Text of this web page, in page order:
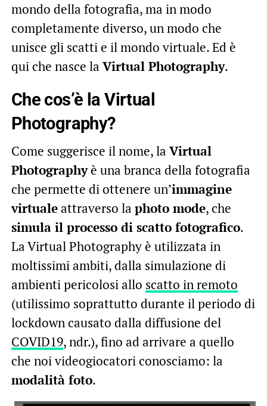
mondo della fotografia, ma in modo
completamente diverso, un modo che
unisce gli scatti e il mondo virtuale. Ed è
qui che nasce la Virtual Photography.
Che cos’è la Virtual
Photography?
Come suggerisce il nome, la Virtual
Photographyè una branca della fotografia
che permette di ottenere un’immagine
virtualeattraverso la photo mode, che
simula il processo di scatto fotografico.
La Virtual Photography è utilizzata in
moltissimi ambiti, dalla simulazione di
ambienti pericolosi allo scatto in remoto
(utilissimo soprattutto durante il periodo di
lockdown causato dalla diffusione del
COVID19, ndr.), fino ad arrivare a quello
che noi videogiocatori conosciamo: la
modalità foto.